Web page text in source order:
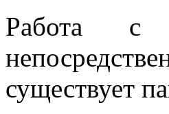
Работа с
существует